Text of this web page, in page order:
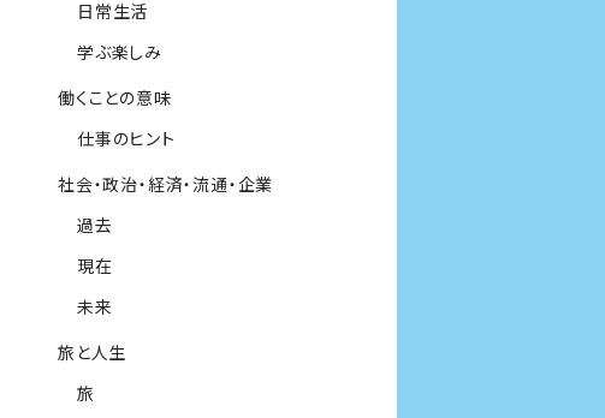
日常生活
学ぶ楽しみ
働くことの意味
仕事のヒント
社会・政治・経済・流通・企業
過去
現在
未来
旅と人生
旅